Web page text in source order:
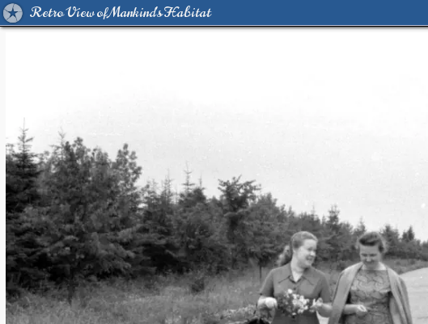
Retro View of Mankind's Habitat